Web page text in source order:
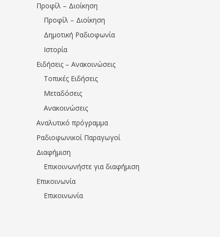
Προφίλ – Διοίκηση
Προφίλ – Διοίκηση
Δημοτική Ραδιοφωνία
Ιστορία
Ειδήσεις – Ανακοινώσεις
Τοπικές Ειδήσεις
Μεταδόσεις
Ανακοινώσεις
Αναλυτικό πρόγραμμα
Ραδιοφωνικοί Παραγωγοί
Διαφήμιση
Επικοινωνήστε για διαφήμιση
Επικοινωνία
Επικοινωνία